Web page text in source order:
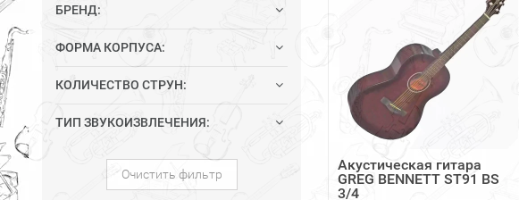
БРЕНД:
ФОРМА КОРПУСА:
КОЛИЧЕСТВО СТРУН:
ТИП ЗВУКОИЗВЛЕЧЕНИЯ:
Очистить фильтр
Акустическая гитара
GREG BENNETT ST91 BS
3/4